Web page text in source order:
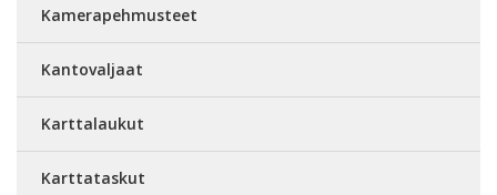
Kamerapehmusteet
Kantovaljaat
Karttalaukut
Karttataskut